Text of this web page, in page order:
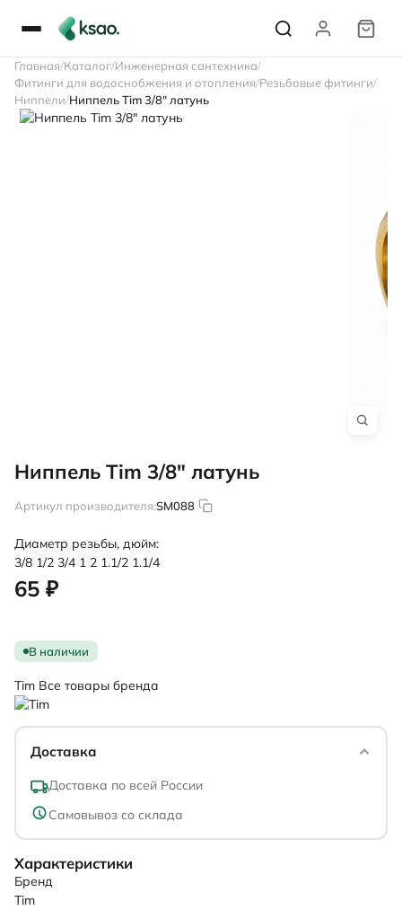
Главная Каталог Инженерная сантехника
Фитинги для водоснобжения и отопления Резьбовые фитинги
Ниппели Ниппель Tim 3/8" латунь
Ниппель Tim 3/8" латунь
Артикул производителя:SM088
Диаметр резьбы, дюйм:
3/8 1/2 3/4 1 2 1.1/2 1.1/4
65 ₽
В наличии
Tim Все товары бренда
Доставка
Доставка по всей России
Самовывоз со склада
Характеристики
Бренд
Tim